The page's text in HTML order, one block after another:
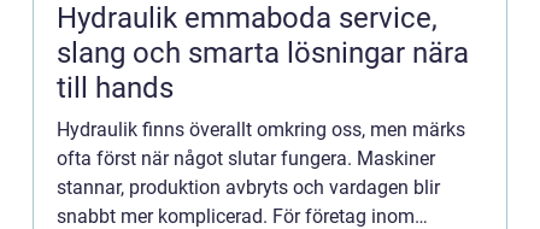
Hydraulik emmaboda service,
slang och smarta lösningar nära
till hands
Hydraulik finns överallt omkring oss, men märks
ofta först när något slutar fungera. Maskiner
stannar, produktion avbryts och vardagen blir
snabbt mer komplicerad. För företag inom